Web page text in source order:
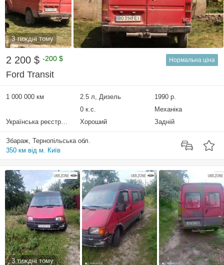
3 тиждні тому
2 200 $ -200 $ Нормальна ціна
Ford Transit
1 000 000 км 2.5 л, Дизель
1990 р.
0 к.с.
Механіка
Українська реєстрація
Хороший Задній
Збараж, Тернопільська обл.
350 км від м. Київ
3 тиждні тому